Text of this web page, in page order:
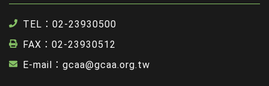
TEL：02-23930500
FAX：02-23930512
E-mail：gcaa@gcaa.org.tw